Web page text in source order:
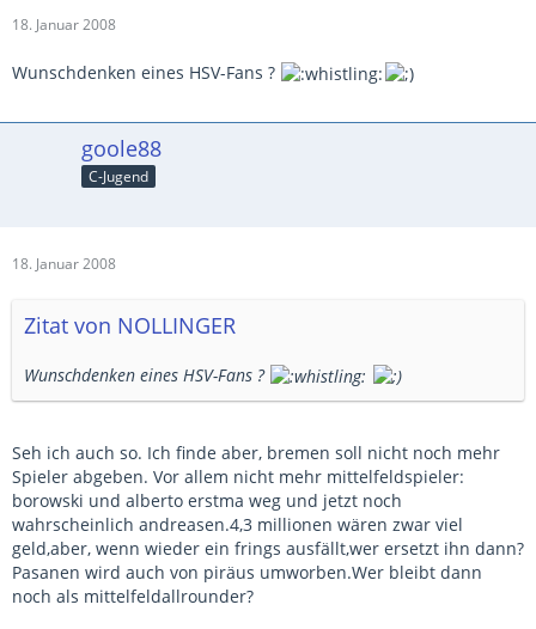
18. Januar 2008
Wunschdenken eines HSV-Fans ?
goole88
C-Jugend
18. Januar 2008
Zitat von NOLLINGER
Wunschdenken eines HSV-Fans ?
Seh ich auch so. Ich finde aber, bremen soll nicht noch mehr
Spieler abgeben. Vor allem nicht mehr mittelfeldspieler:
borowski und alberto erstma weg und jetzt noch
wahrscheinlich andreasen.4,3 millionen wären zwar viel
geld,aber, wenn wieder ein frings ausfällt,wer ersetzt ihn dann?
Pasanen wird auch von piräus umworben.Wer bleibt dann
noch als mittelfeldallrounder?